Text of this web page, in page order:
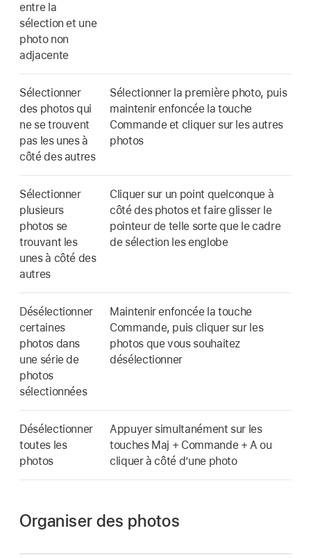
entre la
sélection et une
photo non
adjacente
Sélectionner
des photos qui
ne se trouvent
pas les unes à
côté des autres
Sélectionner la première photo, puis
maintenir enfoncée la touche
Commande et cliquer sur les autres
photos
Sélectionner
plusieurs
photos se
trouvant les
unes à côté des
autres
Cliquer sur un point quelconque à
côté des photos et faire glisser le
pointeur de telle sorte que le cadre
de sélection les englobe
Désélectionner
certaines
photos dans
une série de
photos
sélectionnées
Maintenir enfoncée la touche
Commande, puis cliquer sur les
photos que vous souhaitez
désélectionner
Désélectionner
toutes les
photos
Appuyer simultanément sur les
touches Maj + Commande + A ou
cliquer à côté d’une photo
Organiser des photos